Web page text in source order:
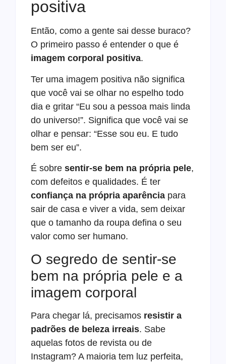
positiva
Então, como a gente sai desse buraco?
O primeiro passo é entender o que é
imagem corporal positiva.
Ter uma imagem positiva não significa
que você vai se olhar no espelho todo
dia e gritar “Eu sou a pessoa mais linda
do universo!”. Significa que você vai se
olhar e pensar: “Esse sou eu. E tudo
bem ser eu”.
É sobre sentir-se bem na própria pele,
com defeitos e qualidades. É ter
confiança na própria aparência para
sair de casa e viver a vida, sem deixar
que o tamanho da roupa defina o seu
valor como ser humano.
O segredo de sentir-se
bem na própria pele e a
imagem corporal
Para chegar lá, precisamos resistir a
padrões de beleza irreais. Sabe
aquelas fotos de revista ou de
Instagram? A maioria tem luz perfeita,